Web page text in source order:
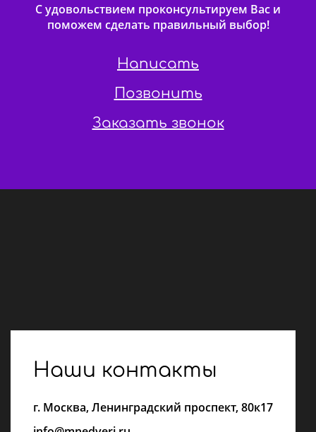
С удовольствием проконсультируем Вас и
поможем сделать правильный выбор!
Написать
Позвонить
Заказать звонок
Наши контакты
г. Москва,Ленинградский проспект, 80к17